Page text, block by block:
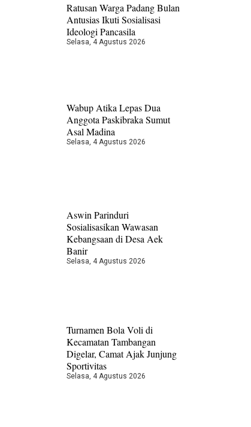
Ratusan Warga Padang Bulan
Antusias Ikuti Sosialisasi
Ideologi Pancasila
Selasa, 4 Agustus 2026
Wabup Atika Lepas Dua
Anggota Paskibraka Sumut
Asal Madina
Selasa, 4 Agustus 2026
Aswin Parinduri
Sosialisasikan Wawasan
Kebangsaan di Desa Aek
Banir
Selasa, 4 Agustus 2026
Turnamen Bola Voli di
Kecamatan Tambangan
Digelar, Camat Ajak Junjung
Sportivitas
Selasa, 4 Agustus 2026